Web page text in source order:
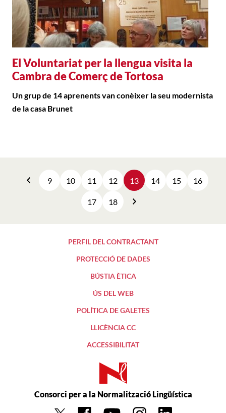
El Voluntariat per la llengua visita la
Cambra de Comerç de Tortosa
Un grup de 14 aprenents van conèixer la seu modernista
de la casa Brunet
Anterior
9 10 11 12 13 14 15 16
17 18
PERFIL DEL CONTRACTANT
PROTECCIÓ DE DADES
BÚSTIA ÈTICA
ÚS DEL WEB
POLÍTICA DE GALETES
LLICÈNCIA CC
ACCESSIBILITAT
Consorci per a la Normalització Lingüística